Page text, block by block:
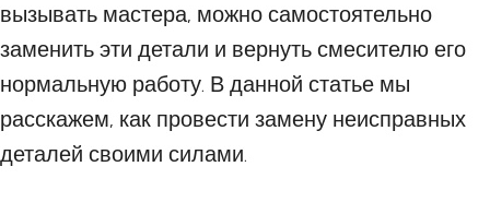
вызывать мастера, можно самостоятельно
заменить эти детали и вернуть смесителю его
нормальную работу. В данной статье мы
расскажем, как провести замену неисправных
деталей своими силами.